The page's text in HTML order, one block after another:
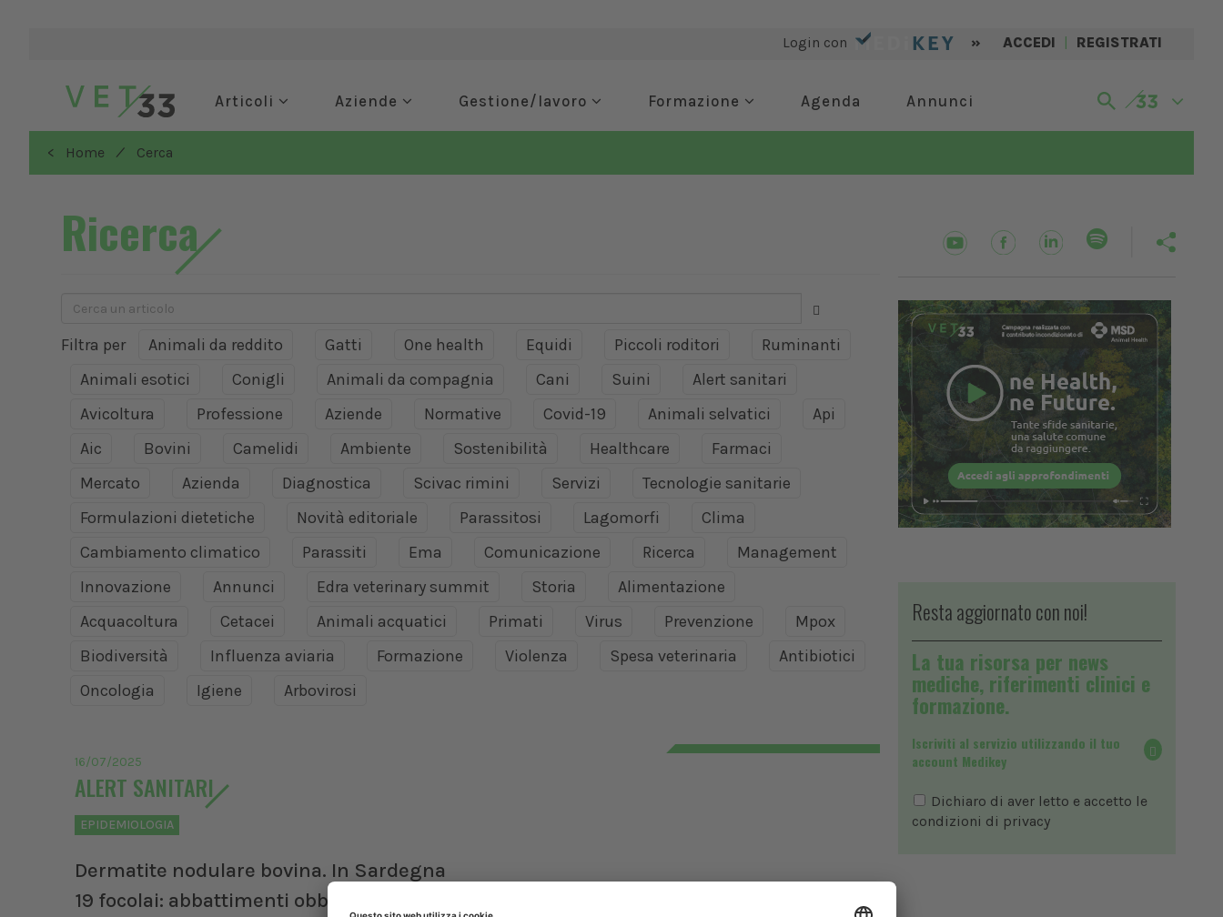
Login con » ACCEDI | REGISTRATI
Articoli Aziende Gestione/lavoro Formazione Agenda Annunci
< Home / Cerca
Ricerca
Filtra per Animali da reddito Gatti One health Equidi Piccoli roditori
Ruminanti
Animali esotici
Conigli Animali da compagnia Cani Suini
Alert sanitari
Avicoltura
Professione Aziende Normative Covid-19 Animali selvatici
Api
Aic
Bovini Camelidi Ambiente Sostenibilità Healthcare
Farmaci
Mercato
Azienda Diagnostica Scivac rimini Servizi
Tecnologie sanitarie
Formulazioni dietetiche
Novità editoriale Parassitosi Lagomorfi
Clima
Cambiamento climatico
Parassiti Ema Comunicazione Ricerca
Management
Innovazione
Annunci Edra veterinary summit Storia
Alimentazione
Acquacoltura
Cetacei Animali acquatici Primati Virus Prevenzione
Mpox
Biodiversità
Influenza aviaria Formazione Violenza Spesa veterinaria
Antibiotici
Oncologia
Igiene Arbovirosi
16/07/2025
ALERT SANITARI
EPIDEMIOLOGIA
Dermatite nodulare bovina. In Sardegna
19 focolai: abbattimenti obbligati ma via
Resta aggiornato con noi!
La tua risorsa per news
mediche, riferimenti clinici e
formazione.
Iscriviti al servizio utilizzando il tuo
account Medikey
Dichiaro di aver letto e accetto le
condizioni di privacy